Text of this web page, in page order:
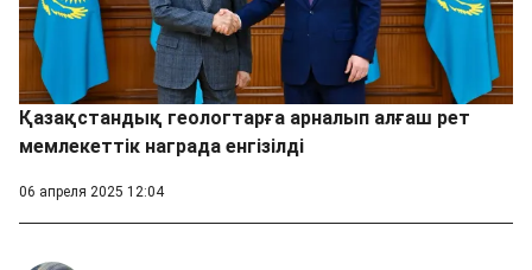
Қазақстандық геологтарға арналып алғаш рет
мемлекеттік награда енгізілді
06 апреля 2025 12:04